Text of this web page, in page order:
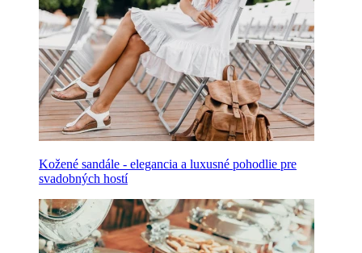
Kožené sandále - elegancia a luxusné pohodlie pre
svadobných hostí